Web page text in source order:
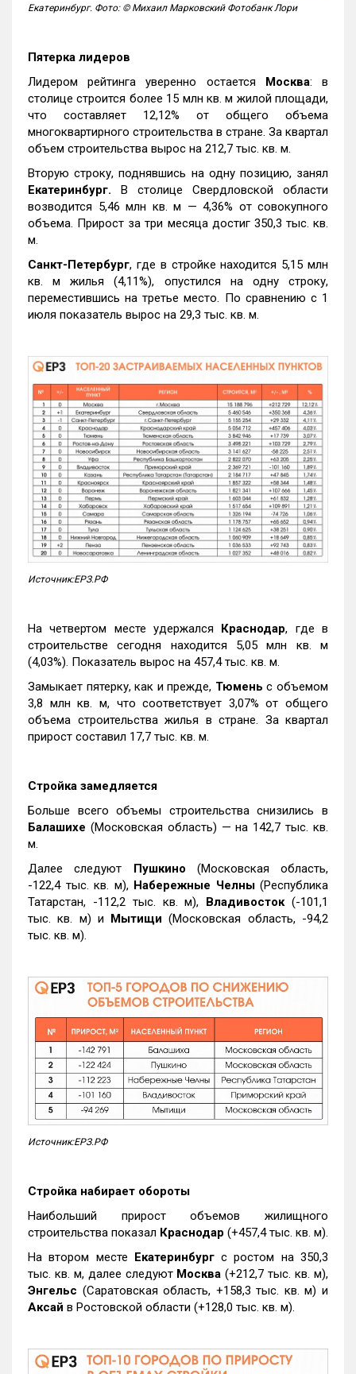
Екатеринбург. Фото: © Михаил Марковский Фотобанк Лори
Пятерка лидеров
Лидером рейтинга уверенно остается Москва: в
столице строится более 15 млн кв. м жилой площади,
что составляет 12,12% от общего объема
многоквартирного строительства в стране. За квартал
объем строительства вырос на 212,7 тыс. кв. м.
Вторую строку, поднявшись на одну позицию, занял
Екатеринбург. В столице Свердловской области
возводится 5,46 млн кв. м — 4,36% от совокупного
объема. Прирост за три месяца достиг 350,3 тыс. кв.
м.
Санкт-Петербург, где в стройке находится 5,15 млн
кв. м жилья (4,11%), опустился на одну строку,
переместившись на третье место. По сравнению с 1
июля показатель вырос на 29,3 тыс. кв. м.
Источник:ЕРЗ.РФ
На четвертом месте удержался Краснодар, где в
строительстве сегодня находится 5,05 млн кв. м
(4,03%). Показатель вырос на 457,4 тыс. кв. м.
Замыкает пятерку, как и прежде, Тюмень с объемом
3,8 млн кв. м, что соответствует 3,07% от общего
объема строительства жилья в стране. За квартал
прирост составил 17,7 тыс. кв. м.
Стройка замедляется
Больше всего объемы строительства снизились в
Балашихе (Московская область) — на 142,7 тыс. кв.
м.
Далее следуют Пушкино (Московская область,
-122,4 тыс. кв. м), Набережные Челны(Республика
Татарстан, -112,2 тыс. кв. м), Владивосток(-101,1
тыс. кв. м) и Мытищи (Московская область, -94,2
тыс. кв. м).
Источник:ЕРЗ.РФ
Стройка набирает обороты
Наибольший прирост объемов жилищного
строительства показал Краснодар (+457,4 тыс. кв. м).
На втором месте Екатеринбургс ростом на 350,3
тыс. кв. м, далее следуют Москва (+212,7 тыс. кв. м),
Энгельс (Саратовская область, +158,3 тыс. кв. м) и
Аксай в Ростовской области (+128,0 тыс. кв. м).